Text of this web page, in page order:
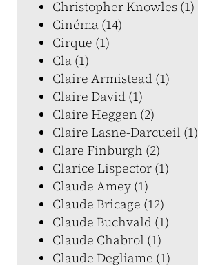
Christopher Knowles (1)
Cinéma (14)
Cirque (1)
Cla (1)
Claire Armistead (1)
Claire David (1)
Claire Heggen (2)
Claire Lasne-Darcueil (1)
Clare Finburgh (2)
Clarice Lispector (1)
Claude Amey (1)
Claude Bricage (12)
Claude Buchvald (1)
Claude Chabrol (1)
Claude Degliame (1)